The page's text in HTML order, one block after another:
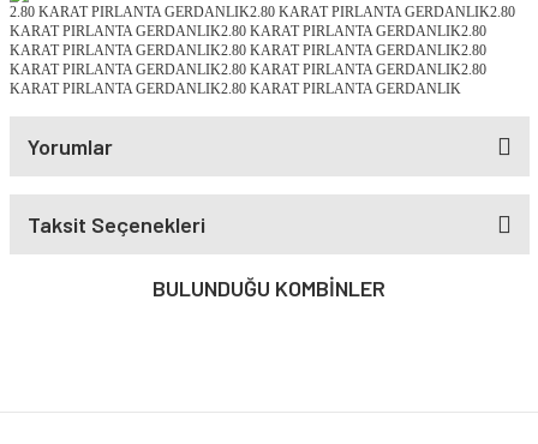
2.80 KARAT PIRLANTA GERDANLIK2.80 KARAT PIRLANTA GERDANLIK2.80
KARAT PIRLANTA GERDANLIK2.80 KARAT PIRLANTA GERDANLIK2.80
KARAT PIRLANTA GERDANLIK2.80 KARAT PIRLANTA GERDANLIK2.80
KARAT PIRLANTA GERDANLIK2.80 KARAT PIRLANTA GERDANLIK2.80
KARAT PIRLANTA GERDANLIK2.80 KARAT PIRLANTA GERDANLIK
Yorumlar
Taksit Seçenekleri
BULUNDUĞU KOMBİNLER